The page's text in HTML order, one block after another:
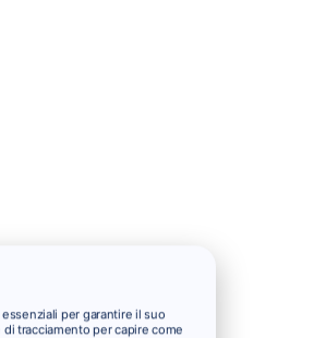
per garantire il suo
tracciamento per capire come